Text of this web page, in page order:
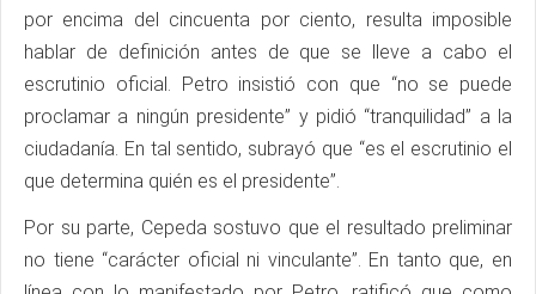
por encima del cincuenta por ciento, resulta imposible
hablar de definición antes de que se lleve a cabo el
escrutinio oficial. Petro insistió con que “no se puede
proclamar a ningún presidente” y pidió “tranquilidad” a la
ciudadanía. En tal sentido, subrayó que “es el escrutinio el
que determina quién es el presidente”.
Por su parte, Cepeda sostuvo que el resultado preliminar
no tiene “carácter oficial ni vinculante”. En tanto que, en